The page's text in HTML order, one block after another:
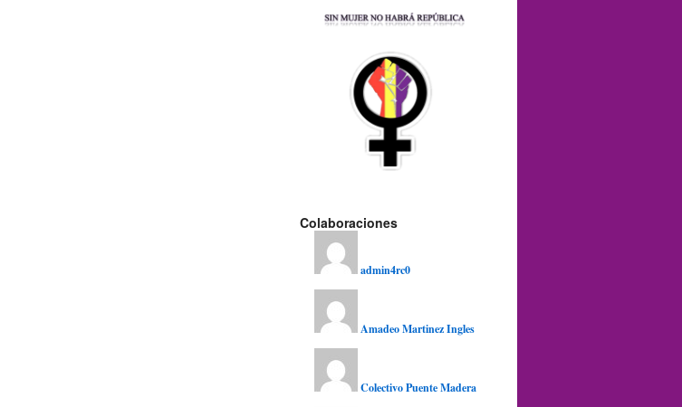
Colaboraciones
admin4rc0
Amadeo Martinez Ingles
Colectivo Puente Madera